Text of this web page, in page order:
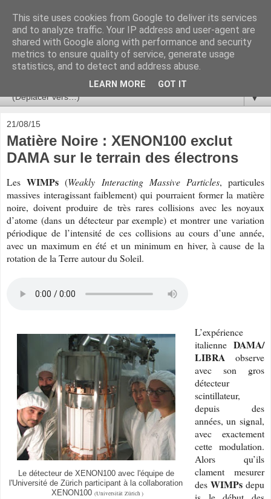
Ça se passe là haut
Astronomie, Astrophysique, Astroparticules, Cosmologie.
L'infini se contemple, indéfiniment. ISSN 2272-5768
▼
21/08/15
Matière Noire : XENON100 exclut
DAMA sur le terrain des électrons
LesWIMPs(Weakly Interacting Massive Particles, particules
massives interagissant faiblement) qui pourraient former la matière
noire, doivent produire de très rares collisions avec les noyaux
d’atome (dans un détecteur par exemple) et montrer une variation
périodique de l’intensité de ces collisions au cours d’une année,
avec un maximum en été et un minimum en hiver, à cause de la
rotation de la Terre autour du Soleil.
Le détecteur de XENON100 avec l'équipe de
l'Université de Zürich participant à la collaboration
XENON100 (Universität Zürich )
L’expérience
italienne DAMA/
LIBRA
observe
avec son gros
détecteur
scintillateur,
depuis des
années, un signal,
avec exactement
cette modulation.
Alors qu’ils
clament mesurer
des WIMPs depu
This site uses cookies from Google to deliver its services
and to analyze traffic. Your IP address and user-agent are
shared with Google along with performance and security
metrics to ensure quality of service, generate usage
statistics, and to detect and address abuse.
LEARN MORE GOT IT